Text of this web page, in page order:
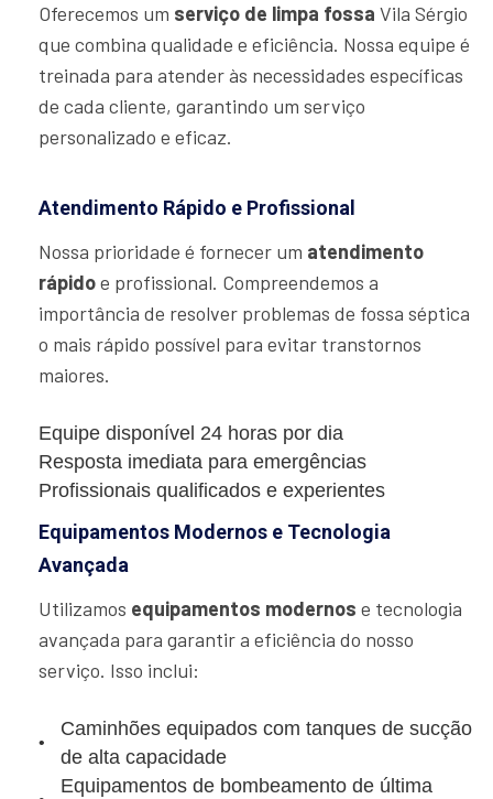
Oferecemos um serviço de limpa fossa Vila Sérgio
que combina qualidade e eficiência. Nossa equipe é
treinada para atender às necessidades específicas
de cada cliente, garantindo um serviço
personalizado e eficaz.
Atendimento Rápido e Profissional
Nossa prioridade é fornecer um atendimento
rápidoe profissional. Compreendemos a
importância de resolver problemas de fossa séptica
o mais rápido possível para evitar transtornos
maiores.
Equipe disponível 24 horas por dia
Resposta imediata para emergências
Profissionais qualificados e experientes
Equipamentos Modernos e Tecnologia
Avançada
Utilizamos equipamentos modernos e tecnologia
avançada para garantir a eficiência do nosso
serviço. Isso inclui:
Caminhões equipados com tanques de sucção
de alta capacidade
Equipamentos de bombeamento de última